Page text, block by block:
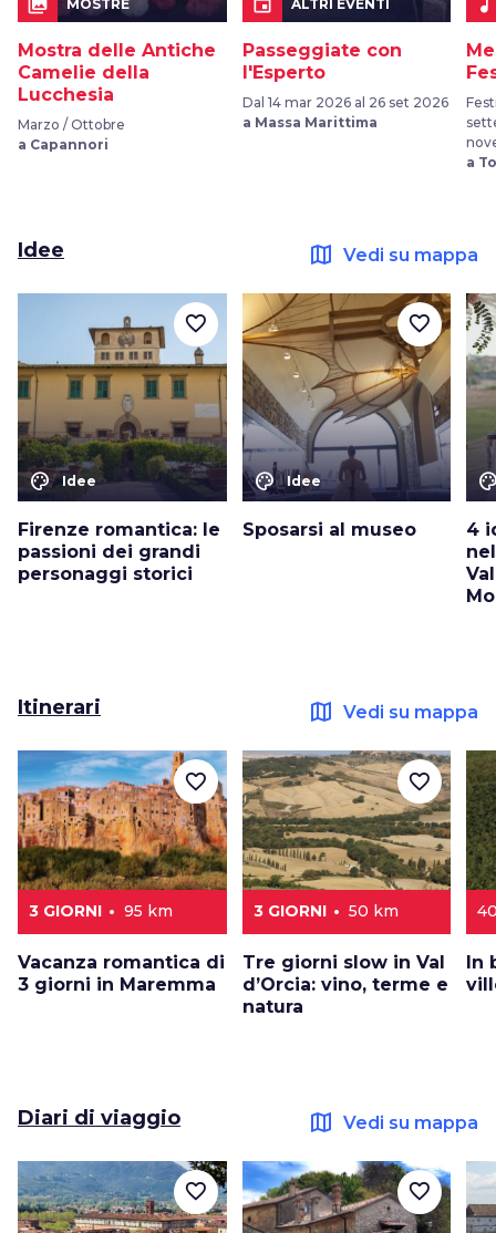
MOSTRE
Mostra delle Antiche
Camelie della
Lucchesia
Marzo / Ottobre
a Capannori
ALTRI EVENTI
Passeggiate con
l'Esperto
Dal 14 mar 2026 al 26 set 2026
a Massa Marittima
a
Idee map Vedi su mappa
color_lens Idee
Firenze romantica: le
passioni dei grandi
personaggi storici
favorite_border
color_lens Idee
Sposarsi al museo
favorite_border
4
Itinerari map Vedi su mappa
3 GIORNI 95 km
Vacanza romantica di
3 giorni in Maremma
favorite_border
3 GIORNI 50 km
Tre giorni slow in Val
d’Orcia: vino, terme e
natura
favorite_border
In
Diari di viaggio map Vedi su mappa
favorite_border favorite_border